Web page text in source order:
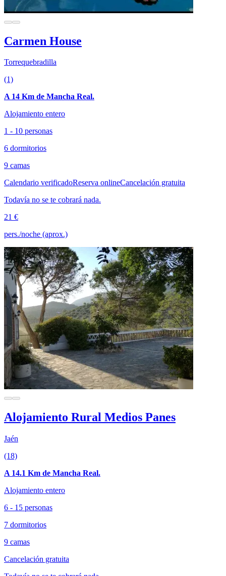
Carmen House
Torrequebradilla
(1)
A 14 Km de Mancha Real.
Alojamiento entero
1 - 10 personas
6 dormitorios
9 camas
Calendario verificadoReserva onlineCancelación gratuita
Todavía no se te cobrará nada.
21 €
pers./noche (aprox.)
Alojamiento Rural Medios Panes
Jaén
(18)
A 14.1 Km de Mancha Real.
Alojamiento entero
6 - 15 personas
7 dormitorios
9 camas
Cancelación gratuita